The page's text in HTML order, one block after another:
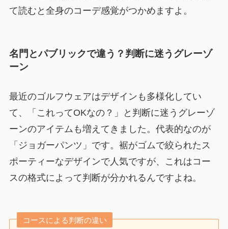
て読むと全身のコーデ感覚がつかめますよ。
名門とパブリックで違う？判断に迷うグレーゾ
ーン
最近のゴルフウェアはデザインも多様化してい
て、「これってOKなの？」と判断に迷うグレーゾ
ーンのアイテムも増えてきました。代表的なのが
「ジョガーパンツ」です。裾がゴムで絞られたス
ポーティーなデザインで人気ですが、これはコー
スの格式によって判断が分かれるんですよね。
コースによる判断の違い